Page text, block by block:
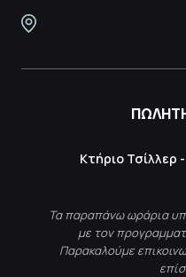
Κτήριο Τσίλλερ
Τα παραπάνω ωράρια
με τον
Παρακαλούμε